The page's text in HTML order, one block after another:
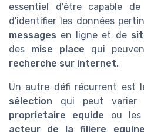
essentiel d'être capable
d'identifier les données
messages en ligne et de
des mise place qui
recherche sur internet.
Un autre défi récurrent est
sélection qui peut varier
proprietaire equide ou les
acteur de la filiere equine